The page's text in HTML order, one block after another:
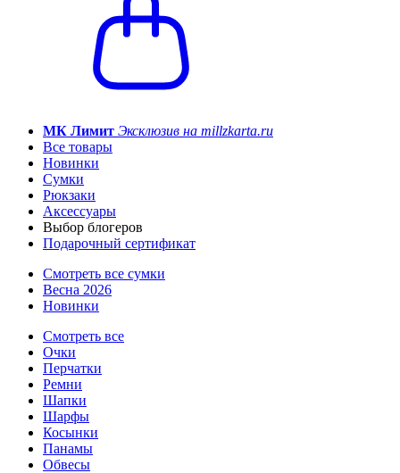
МК Лимит Эксклюзив на millzkarta.ru
Все товары
Новинки
Сумки
Рюкзаки
Аксессуары
Выбор блогеров
Подарочный сертификат
Смотреть все сумки
Весна 2026
Новинки
Смотреть все
Очки
Перчатки
Ремни
Шапки
Шарфы
Косынки
Панамы
Обвесы